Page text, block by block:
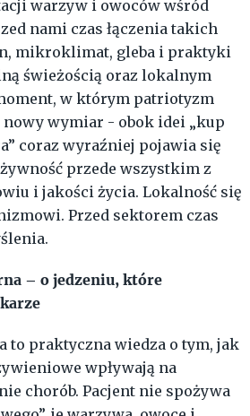
warzyw i owoców wśród
nami czas łączenia takich
mikroklimat, gleba i praktyki
świeżością oraz lokalnym
w którym patriotyzm
wymiar - obok idei „kup
coraz wyraźniej pojawia się
przede wszystkim z
i jakości życia. Lokalność się
Przed sektorem czas
– o jedzeniu, które
to praktyczna wiedza o tym, jak
wpływają na
chorób. Pacjent nie spożywa